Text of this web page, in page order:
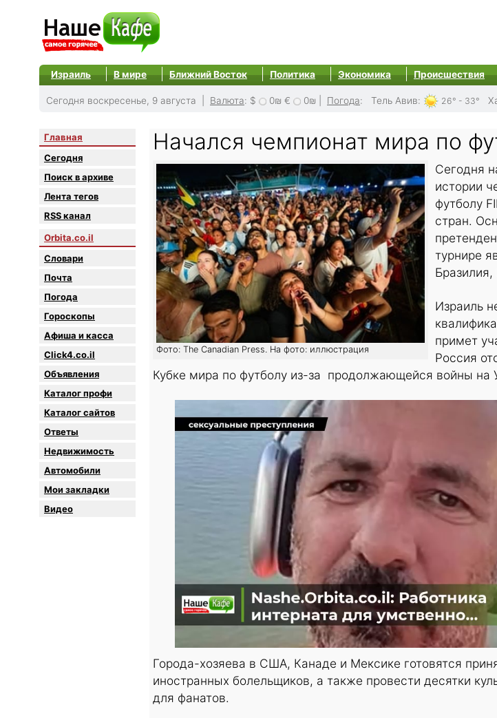
Израиль В мире Ближний Восток Политика Экономика Происшествия
Сегодня воскресенье, 9 августа | Валюта: $ 0₪ € 0₪ Погода: Тель Авив: 26° - 33°
Главная
Сегодня
Поиск в архиве
Лента тегов
RSS канал
Orbita.co.il
Словари
Почта
Погода
Гороскопы
Афиша и касса
Click4.co.il
Объявления
Каталог профи
Каталог сайтов
Oтветы
Недвижимость
Автомобили
Мои закладки
Видео
Начался чемпионат мира по
Фото: The Canadian Press. На фото: иллюстрация
Сегодня
истории
футболу
стран.
турнире
Израиль
примет
Россия
Кубке мира по футболу из-за продолжающейся войны на
Города-хозяева в США, Канаде и Мексике готовятся
иностранных болельщиков, а также провести десятки
для фанатов.